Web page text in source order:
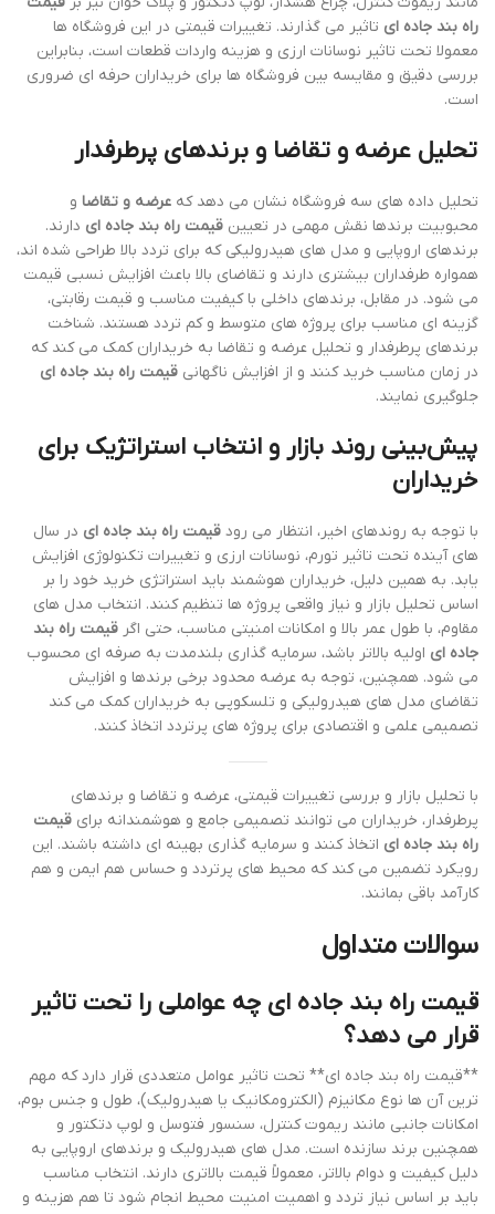
راه بند جاده ای تاثیر می گذارند. تغییرات قیمتی در این فروشگاه ها
معمولا تحت تاثیر نوسانات ارزی و هزینه واردات قطعات است، بنابراین
بررسی دقیق و مقایسه بین فروشگاه ها برای خریداران حرفه ای ضروری
است.
تحلیل عرضه و تقاضا و برندهای پرطرفدار
تحلیل داده های سه فروشگاه نشان می دهد که عرضه و تقاضا و
محبوبیت برندها نقش مهمی در تعیین قیمت راه بند جاده ای دارند.
برندهای اروپایی و مدل های هیدرولیکی که برای تردد بالا طراحی شده اند،
همواره طرفداران بیشتری دارند و تقاضای بالا باعث افزایش نسبی قیمت
می شود. در مقابل، برندهای داخلی با کیفیت مناسب و قیمت رقابتی،
گزینه ای مناسب برای پروژه های متوسط و کم تردد هستند. شناخت
برندهای پرطرفدار و تحلیل عرضه و تقاضا به خریداران کمک می کند که
در زمان مناسب خرید کنند و از افزایش ناگهانی قیمت راه بند جاده ای
جلوگیری نمایند.
پیش‌بینی روند بازار و انتخاب استراتژیک برای
خریداران
با توجه به روندهای اخیر، انتظار می رود قیمت راه بند جاده ای در سال
های آینده تحت تاثیر تورم، نوسانات ارزی و تغییرات تکنولوژی افزایش
یابد. به همین دلیل، خریداران هوشمند باید استراتژی خرید خود را بر
اساس تحلیل بازار و نیاز واقعی پروژه ها تنظیم کنند. انتخاب مدل های
مقاوم، با طول عمر بالا و امکانات امنیتی مناسب، حتی اگر قیمت راه بند
جاده ای اولیه بالاتر باشد، سرمایه گذاری بلندمدت به صرفه ای محسوب
می شود. همچنین، توجه به عرضه محدود برخی برندها و افزایش
تقاضای مدل های هیدرولیکی و تلسکوپی به خریداران کمک می کند
تصمیمی علمی و اقتصادی برای پروژه های پرتردد اتخاذ کنند.
با تحلیل بازار و بررسی تغییرات قیمتی، عرضه و تقاضا و برندهای
پرطرفدار، خریداران می توانند تصمیمی جامع و هوشمندانه برای قیمت
راه بند جاده ای اتخاذ کنند و سرمایه گذاری بهینه ای داشته باشند. این
رویکرد تضمین می کند که محیط های پرتردد و حساس هم ایمن و هم
کارآمد باقی بمانند.
سوالات متداول
قیمت راه بند جاده ای چه عواملی را تحت تاثیر
قرار می دهد؟
**قیمت راه بند جاده ای** تحت تاثیر عوامل متعددی قرار دارد که مهم
ترین آن ها نوع مکانیزم (الکترومکانیک یا هیدرولیک)، طول و جنس بوم،
امکانات جانبی مانند ریموت کنترل، سنسور فتوسل و لوپ دتکتور و
همچنین برند سازنده است. مدل های هیدرولیک و برندهای اروپایی به
دلیل کیفیت و دوام بالاتر، معمولاً قیمت بالاتری دارند. انتخاب مناسب
باید بر اساس نیاز تردد و اهمیت امنیت محیط انجام شود تا هم هزینه و